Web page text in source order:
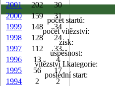
2001
202
30
2000
159
31
1999
148
34
1998
128
24
1997
112
33
1996
13
4
1995
56
17
1994
2 2
počet startů:
počet vítězství:
zisk:
úspěšnost:
vítězství I.kategorie:
poslední start: